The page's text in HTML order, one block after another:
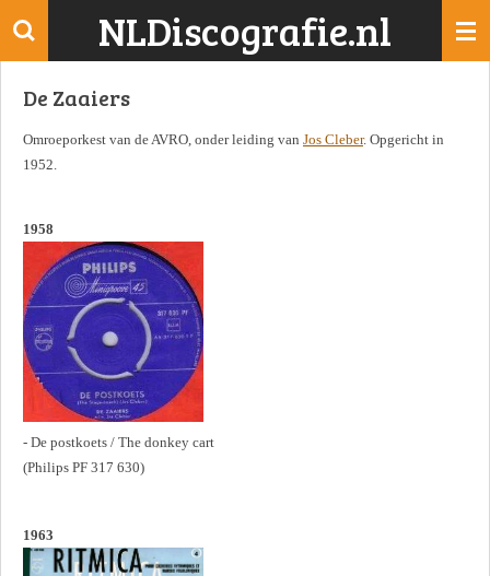
Ga
de
NLDiscografie.nl
De Zaaiers
Omroeporkest van de AVRO, onder leiding van Jos Cleber. Opgericht in
1952.
1958
- De postkoets / The donkey cart
(Philips PF 317 630)
1963